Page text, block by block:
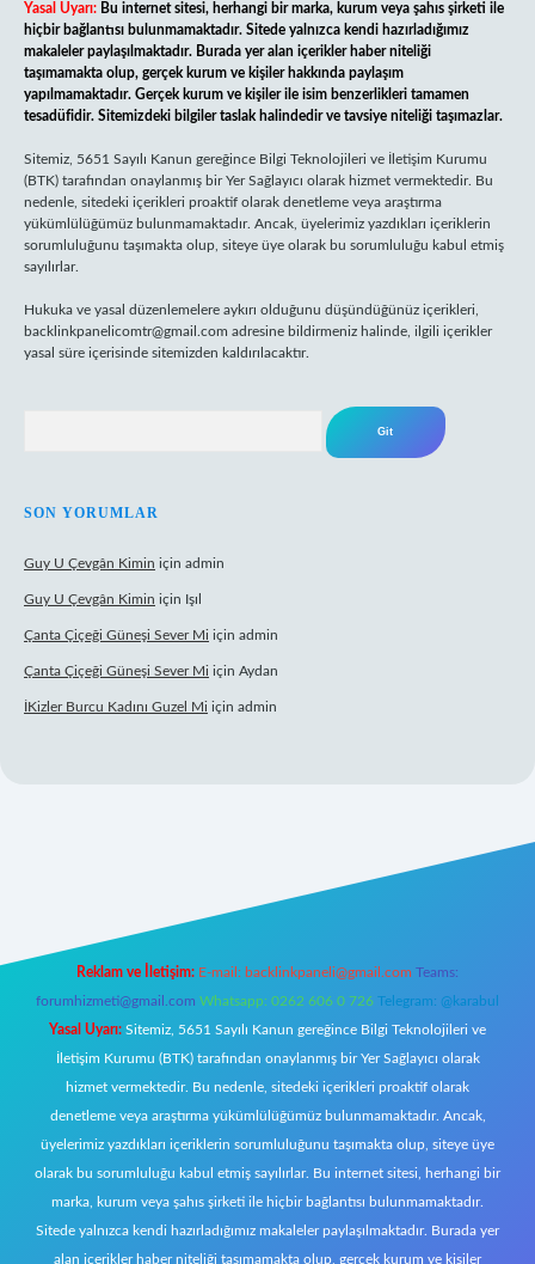
Yasal Uyarı: Bu internet sitesi, herhangi bir marka, kurum veya şahıs şirketi ile
hiçbir bağlantısı bulunmamaktadır. Sitede yalnızca kendi hazırladığımız
makaleler paylaşılmaktadır. Burada yer alan içerikler haber niteliği
taşımamakta olup, gerçek kurum ve kişiler hakkında paylaşım
yapılmamaktadır. Gerçek kurum ve kişiler ile isim benzerlikleri tamamen
tesadüfidir. Sitemizdeki bilgiler taslak halindedir ve tavsiye niteliği taşımazlar.
Sitemiz, 5651 Sayılı Kanun gereğince Bilgi Teknolojileri ve İletişim Kurumu
(BTK) tarafından onaylanmış bir Yer Sağlayıcı olarak hizmet vermektedir. Bu
nedenle, sitedeki içerikleri proaktif olarak denetleme veya araştırma
yükümlülüğümüz bulunmamaktadır. Ancak, üyelerimiz yazdıkları içeriklerin
sorumluluğunu taşımakta olup, siteye üye olarak bu sorumluluğu kabul etmiş
sayılırlar.
Hukuka ve yasal düzenlemelere aykırı olduğunu düşündüğünüz içerikleri,
backlinkpanelicomtr@gmail.com adresine bildirmeniz halinde, ilgili içerikler
yasal süre içerisinde sitemizden kaldırılacaktır.
SON YORUMLAR
Guy U Çevgân Kimin için admin
Guy U Çevgân Kimin için Işıl
Çanta Çiçeği Güneşi Sever Mi için admin
Çanta Çiçeği Güneşi Sever Mi için Aydan
İKizler Burcu Kadını Guzel Mi için admin
Reklam ve İletişim: E-mail: backlinkpaneli@gmail.com Teams:
forumhizmeti@gmail.com Whatsapp: 0262 606 0 726 Telegram: @karabul
Yasal Uyarı: Sitemiz, 5651 Sayılı Kanun gereğince Bilgi Teknolojileri ve
İletişim Kurumu (BTK) tarafından onaylanmış bir Yer Sağlayıcı olarak
hizmet vermektedir. Bu nedenle, sitedeki içerikleri proaktif olarak
denetleme veya araştırma yükümlülüğümüz bulunmamaktadır. Ancak,
üyelerimiz yazdıkları içeriklerin sorumluluğunu taşımakta olup, siteye üye
olarak bu sorumluluğu kabul etmiş sayılırlar. Bu internet sitesi, herhangi bir
marka, kurum veya şahıs şirketi ile hiçbir bağlantısı bulunmamaktadır.
Sitede yalnızca kendi hazırladığımız makaleler paylaşılmaktadır. Burada yer
alan içerikler haber niteliği taşımamakta olup, gerçek kurum ve kişiler